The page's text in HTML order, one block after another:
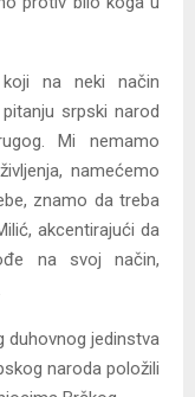
na neki način
srpski narod
Mi nemamo
namećemo
znamo da treba
akcentirajući da
na svoj način,
duhovnog jedinstva
naroda položili